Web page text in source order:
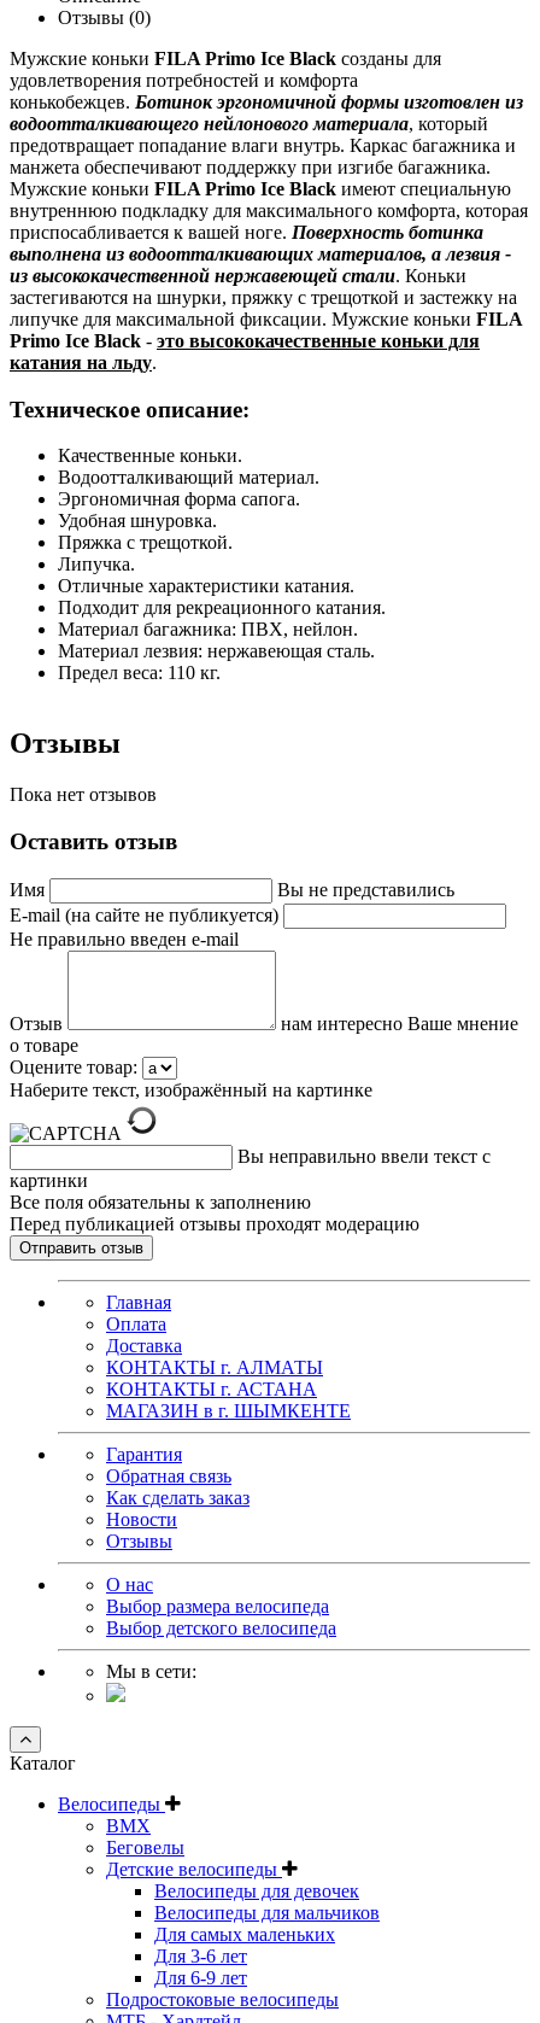
Отзывы (0)
Мужские коньки FILA Primo Ice Black созданы для
удовлетворения потребностей и комфорта
конькобежцев. Ботинок эргономичной формы изготовлен из
водоотталкивающего нейлонового материала, который
предотвращает попадание влаги внутрь. Каркас багажника и
манжета обеспечивают поддержку при изгибе багажника.
Мужские коньки FILA Primo Ice Black имеют специальную
внутреннюю подкладку для максимального комфорта, которая
приспосабливается к вашей ноге. Поверхность ботинка
выполнена из водоотталкивающих материалов, а лезвия -
из высококачественной нержавеющей стали. Коньки
застегиваются на шнурки, пряжку с трещоткой и застежку на
липучке для максимальной фиксации. Мужские коньки FILA
Primo Ice Black - это высококачественные коньки для
катания на льду.
Техническое описание:
Качественные коньки.
Водоотталкивающий материал.
Эргономичная форма сапога.
Удобная шнуровка.
Пряжка с трещоткой.
Липучка.
Отличные характеристики катания.
Подходит для рекреационного катания.
Материал багажника: ПВХ, нейлон.
Материал лезвия: нержавеющая сталь.
Предел веса: 110 кг.
Отзывы
Пока нет отзывов
Оставить отзыв
Имя
Вы не представились
E-mail (на сайте не публикуется)
Не правильно введен e-mail
Отзыв
нам интересно Ваше мнение
о товаре
Оцените товар:
Наберите текст, изображённый на картинке
Вы неправильно ввели текст с
картинки
Все поля обязательны к заполнению
Перед публикацией отзывы проходят модерацию
Главная
Оплата
Доставка
КОНТАКТЫ г. АЛМАТЫ
КОНТАКТЫ г. АСТАНА
МАГАЗИН в г. ШЫМКЕНТЕ
Гарантия
Обратная связь
Как сделать заказ
Новости
Отзывы
О нас
Выбор размера велосипеда
Выбор детского велосипеда
Мы в сети:
Каталог
Велосипеды
BMX
Беговелы
Детские велосипеды
Велосипеды для девочек
Велосипеды для мальчиков
Для самых маленьких
Для 3-6 лет
Для 6-9 лет
Подростоковые велосипеды